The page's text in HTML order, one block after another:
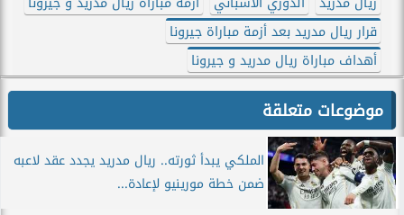
قرار ريال مدريد بعد أزمة مباراة جيرونا
أهداف مباراة ريال مدريد و جيرونا
موضوعات متعلقة
الملكي يبدأ ثورته.. ريال مدريد يجدد عقد لاعبه
ضمن خطة مورينيو لإعادة...